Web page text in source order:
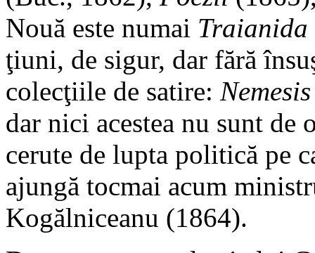
Nouă este numai Traianida
ţiuni, de sigur, dar fără
colecţiile de satire: Nemesis
dar nici acestea nu sunt de
cerute de lupta politică pe
ajungă tocmai acum
Kogălniceanu (1864).